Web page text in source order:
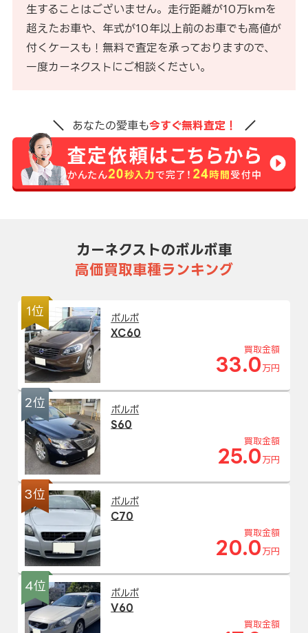
生することはございません。走行距離が10万kmを
超えたお車や、年式が10年以上前のお車でも高値が
付くケースも！無料で査定を承っておりますので、
一度カーネクストにご相談ください。
あなたの愛車も今すぐ無料査定！
カーネクストのボルボ車
高価買取車種ランキング
1位
ボルボ
XC60
買取金額
33.0 万円
2位
ボルボ
S60
買取金額
25.0 万円
3位
ボルボ
C70
買取金額
20.0 万円
4位
ボルボ
V60
買取金額